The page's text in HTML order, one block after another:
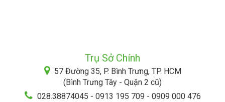
Trụ Sở Chính
57 Đường 35, P. Bình Trưng, TP. HCM
(Bình Trưng Tây - Quận 2 cũ)
028.38874045 - 0913 195 709 - 0909 000 476